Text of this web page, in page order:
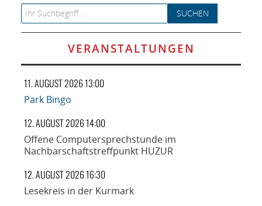
Search for:
VERANSTALTUNGEN
11. AUGUST 2026 13:00
Park Bingo
12. AUGUST 2026 14:00
Offene Computersprechstunde im
Nachbarschaftstreffpunkt HUZUR
12. AUGUST 2026 16:30
Lesekreis in der Kurmark